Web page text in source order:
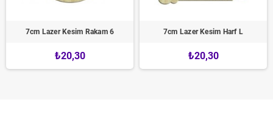
7cm Lazer Kesim Rakam 6
₺20,30
7cm Lazer Kesim Harf L
₺20,30